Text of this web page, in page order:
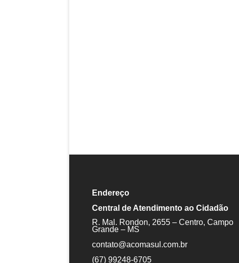
Endereço
Central de Atendimento ao Cidadão
R. Mal. Rondon, 2655 – Centro, Campo
Grande – MS
contato@acomasul.com.br
(67) 99248-6705